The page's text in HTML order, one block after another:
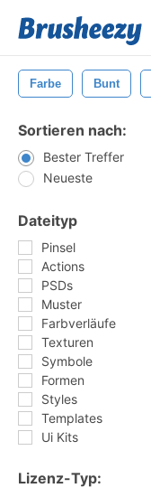
Farbe Bunt
Sortieren nach:
Bester Treffer
Neueste
Dateityp
Pinsel
Actions
PSDs
Muster
Farbverläufe
Texturen
Symbole
Formen
Styles
Templates
Ui Kits
Lizenz-Typ: